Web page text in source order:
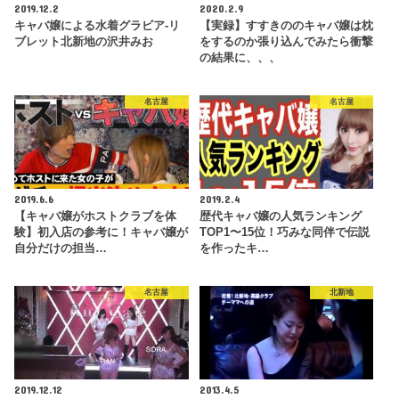
2019.12.2
キャバ嬢による水着グラビア-リ
ブレット北新地の沢井みお
2020.2.9
【実録】すすきののキャバ嬢は枕
をするのか張り込んでみたら衝撃
の結果に、、、
名古屋
2019.6.6
【キャバ嬢がホストクラブを体
験】初入店の参考に！キャバ嬢が
自分だけの担当…
名古屋
2019.2.4
歴代キャバ嬢の人気ランキング
TOP1〜15位！巧みな同伴で伝説
を作ったキ…
名古屋
2019.12.12
北新地
2013.4.5